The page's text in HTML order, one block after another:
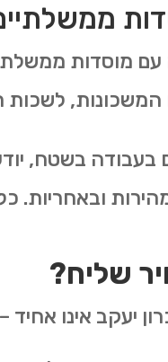
מוסדות
לשכות
בעבודה בשטח,
ובאחריות.
שליח?
יעקב אינו